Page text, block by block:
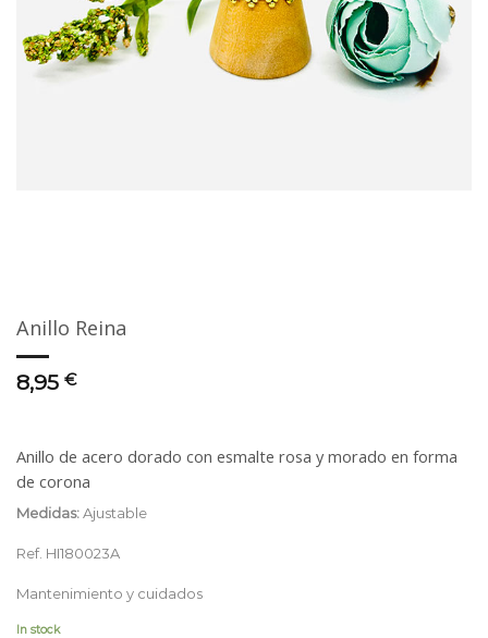
Anillo Reina
8,95 €
Anillo de acero dorado con esmalte rosa y morado en forma
de corona
Medidas:Ajustable
Ref. HI180023A
Mantenimiento y cuidados
In stock